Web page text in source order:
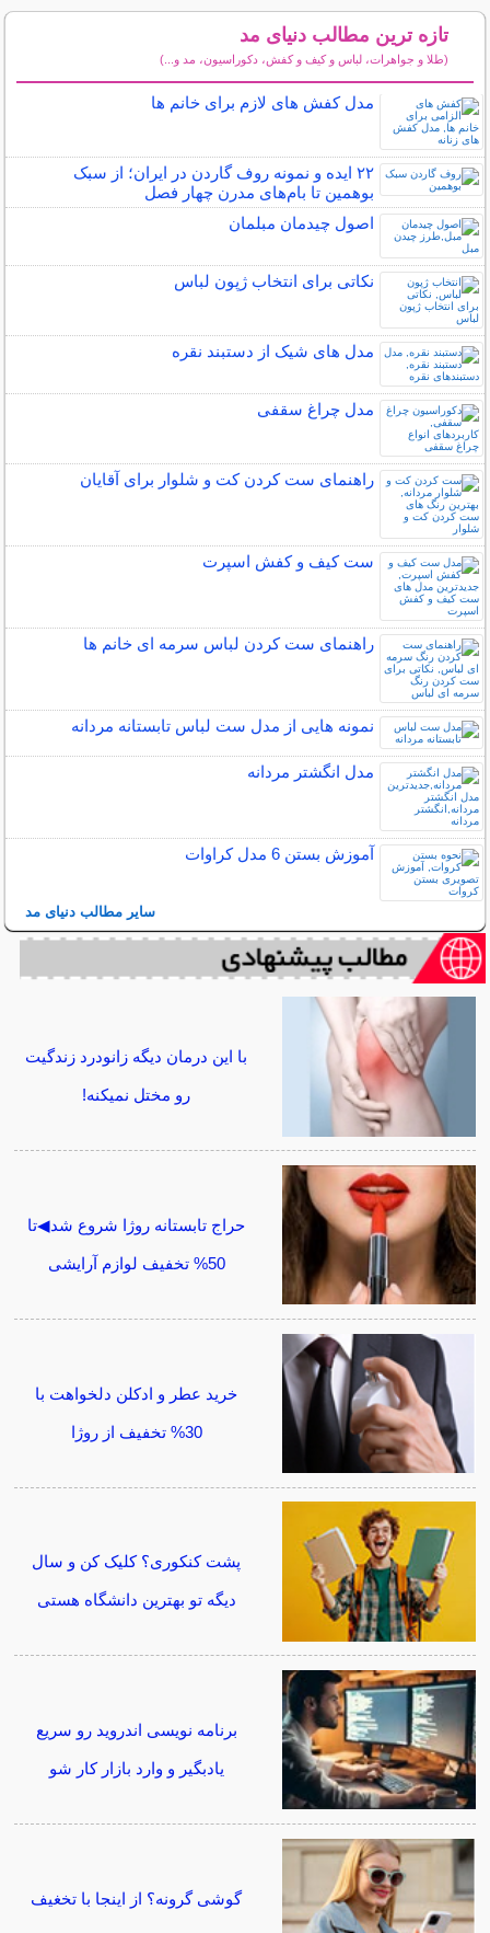
تازه ترین مطالب دنیای مد
(طلا و جواهرات، لباس و کیف و کفش، دکوراسیون، مد و...)
مدل کفش های لازم برای خانم ها
۲۲ ایده و نمونه روف گاردن در ایران؛ از سبک
بوهمین تا بام‌های مدرن چهار فصل
اصول چیدمان مبلمان
نکاتی برای انتخاب ژپون لباس
مدل های شیک از دستبند نقره
مدل چراغ سقفی
راهنمای ست کردن کت و شلوار برای آقایان
ست کیف و کفش اسپرت
راهنمای ست کردن لباس سرمه ای خانم ها
نمونه هایی از مدل ست لباس تابستانه مردانه
مدل انگشتر مردانه
آموزش بستن 6 مدل کراوات
سایر مطالب دنیای مد
با این درمان دیگه زانودرد زندگیت
رو مختل نمیکنه!
حراج تابستانه روژا شروع شد◀تا
50% تخفیف لوازم آرایشی
خرید عطر و ادکلن دلخواهت با
30% تخفیف از روژا
پشت کنکوری؟ کلیک کن و سال
دیگه تو بهترین دانشگاه هستی
برنامه نویسی اندروید رو سریع
یادبگیر و وارد بازار کار شو
گوشی گرونه؟ از اینجا با تخغیف